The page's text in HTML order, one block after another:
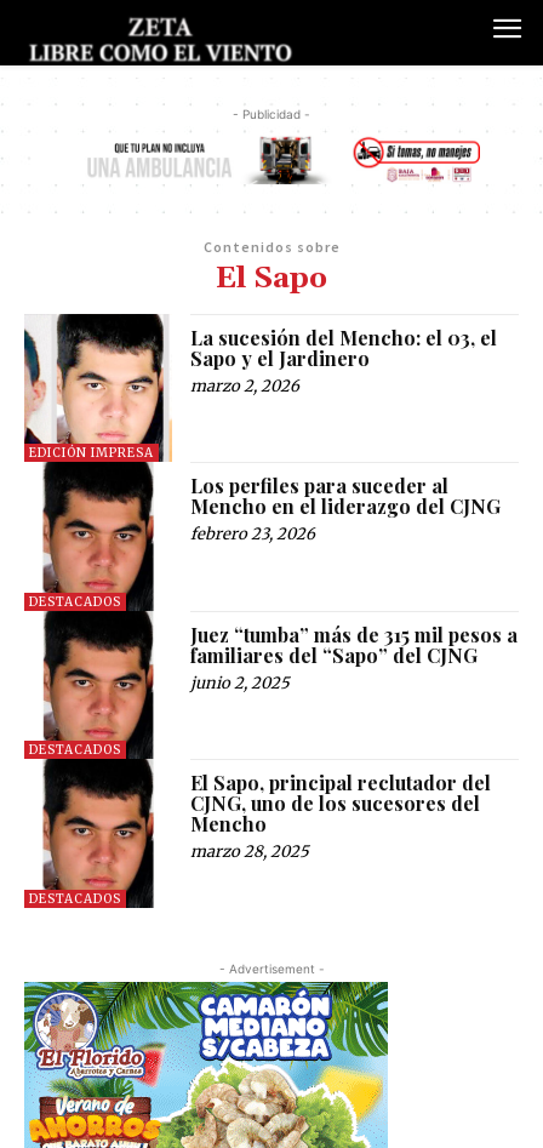
- Publicidad -
Contenidos sobre
El Sapo
EDICIÓN IMPRESA
La sucesión del Mencho: el 03, el
Sapo y el Jardinero
marzo 2, 2026
DESTACADOS
Los perfiles para suceder al
Mencho en el liderazgo del CJNG
febrero 23, 2026
DESTACADOS
Juez “tumba” más de 315 mil pesos a
familiares del “Sapo” del CJNG
junio 2, 2025
DESTACADOS
El Sapo, principal reclutador del
CJNG, uno de los sucesores del
Mencho
marzo 28, 2025
- Advertisement -